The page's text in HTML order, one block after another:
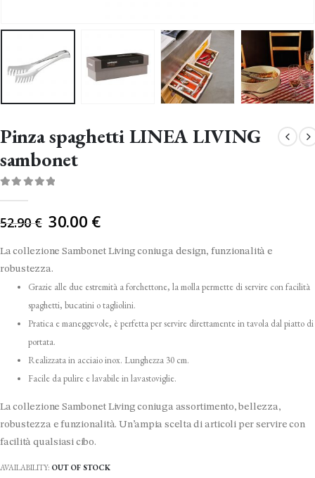
Pinza spaghetti LINEA LIVING
sambonet
52.90€ Il
originale
era:
52.90 €.
30.00 €
La collezione Sambonet Living coniuga design, funzionalità e
robustezza.
Grazie alle due estremità a forchettone, la molla permette di servire con facilità
spaghetti, bucatini o tagliolini.
Pratica e maneggevole, è perfetta per servire direttamente in tavola dal piatto di
portata.
Realizzata in acciaio inox. Lunghezza 30 cm.
Facile da pulire e lavabile in lavastoviglie.
La collezione Sambonet Living coniuga assortimento, bellezza,
robustezza e funzionalità. Un’ampia scelta di articoli per servire con
facilità qualsiasi cibo.
AVAILABILITY: OUT OF STOCK